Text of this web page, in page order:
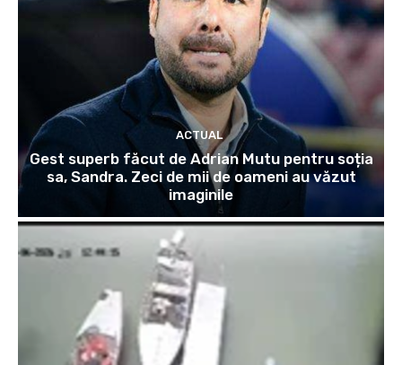
ACTUAL
Gest superb făcut de Adrian Mutu pentru soția
sa, Sandra. Zeci de mii de oameni au văzut
imaginile